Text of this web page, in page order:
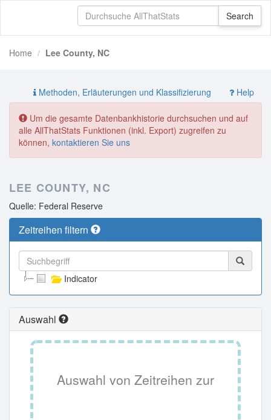
Home Lee County, NC
Methoden, Erläuterungen und Klassifizierung Help
Um die gesamte Datenbankhistorie durchsuchen und auf
alle AllThatStats Funktionen (inkl. Export) zugreifen zu
können, kontaktieren Sie uns
LEE COUNTY, NC
Quelle: Federal Reserve
Zeitreihen filtern
Indicator
Auswahl
Auswahl von Zeitreihen zur